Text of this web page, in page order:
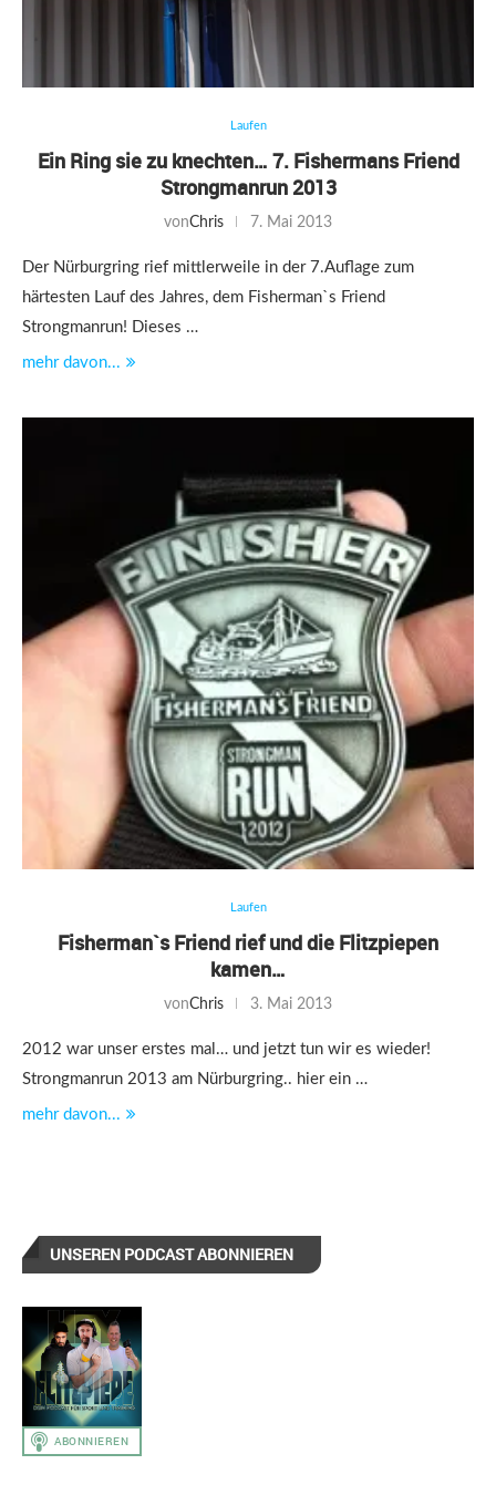
Laufen
Ein Ring sie zu knechten… 7. Fishermans Friend
Strongmanrun 2013
vonChris 7. Mai 2013
Der Nürburgring rief mittlerweile in der 7.Auflage zum
härtesten Lauf des Jahres, dem Fisherman`s Friend
Strongmanrun! Dieses …
mehr davon...
Laufen
Fisherman`s Friend rief und die Flitzpiepen
kamen…
vonChris 3. Mai 2013
2012 war unser erstes mal… und jetzt tun wir es wieder!
Strongmanrun 2013 am Nürburgring.. hier ein …
mehr davon...
UNSEREN PODCAST ABONNIEREN